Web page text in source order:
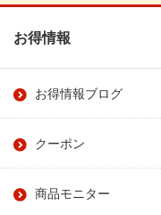
お得情報
お得情報ブログ
クーポン
商品モニター